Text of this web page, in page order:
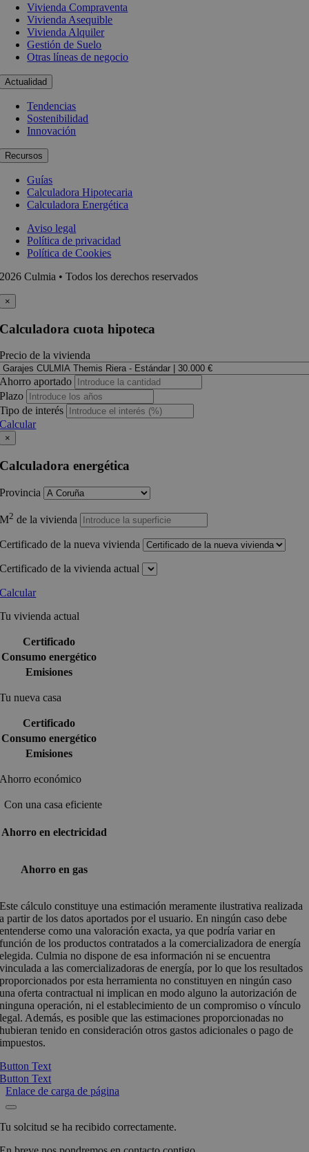
Vivienda Compraventa
Vivienda Asequible
Vivienda Alquiler
Gestión de Suelo
Otras líneas de negocio
Actualidad
Tendencias
Sostenibilidad
Innovación
Recursos
Guías
Calculadora Hipotecaria
Calculadora Energética
Aviso legal
Política de privacidad
Política de Cookies
2026 Culmia • Todos los derechos reservados
×
Calculadora cuota hipoteca
Precio de la vivienda
Ahorro aportado
Plazo
Tipo de interés
Calcular
×
Calculadora energética
Provincia
M2 de la vivienda
Certificado de la nueva vivienda
Certificado de la vivienda actual
Calcular
Tu vivienda actual
Certificado
Consumo energético
Emisiones
Tu nueva casa
Certificado
Consumo energético
Emisiones
Ahorro económico
Con una casa eficiente
Ahorro en electricidad
Ahorro en gas
Este cálculo constituye una estimación meramente ilustrativa realizada
a partir de los datos aportados por el usuario. En ningún caso debe
entenderse como una valoración exacta, ya que podría variar en
función de los productos contratados a la comercializadora de energía
elegida. Culmia no dispone de esa información ni se encuentra
vinculada a las comercializadoras de energía, por lo que los resultados
proporcionados por esta herramienta no constituyen en ningún caso
una oferta contractual ni implican en modo alguno la autorización de
ninguna operación, ni el establecimiento de un compromiso o vínculo
legal. Además, es posible que las estimaciones proporcionadas no
hubieran tenido en consideración otros gastos adicionales o pago de
impuestos.
Button Text
Button Text
Enlace de carga de página
Tu solcitud se ha recibido correctamente.